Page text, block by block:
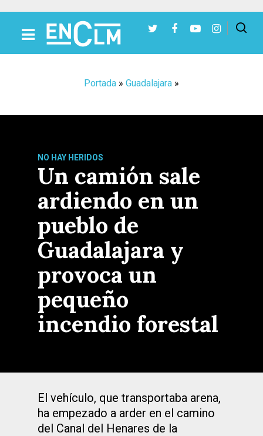
Portada » Guadalajara »
NO HAY HERIDOS
Un camión sale
ardiendo en un
pueblo de
Guadalajara y
provoca un
pequeño
incendio forestal
El vehículo, que transportaba arena,
ha empezado a arder en el camino
del Canal del Henares de la